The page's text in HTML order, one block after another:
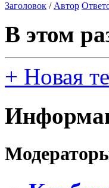
Заголовок / Автор
В этом
+ Новая